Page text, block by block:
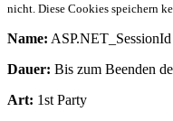
nicht. Diese Cookies speichern
Name: ASP.NET_SessionId
Dauer: Bis zum Beenden
Art: 1st Party